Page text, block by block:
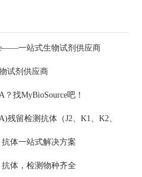
一站式生物试剂供应商
试剂供应商
找MyBioSource吧！
残留检测抗体（J2、K1、K2、
体一站式解决方案
抗体，检测物种齐全